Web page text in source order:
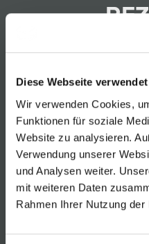
Diese Webseite
Wir verwenden Cookies,
Funktionen für soziale
Website zu analysieren.
Verwendung unserer
und Analysen weiter.
mit weiteren Daten
Rahmen Ihrer Nutzung
ZU
Wild